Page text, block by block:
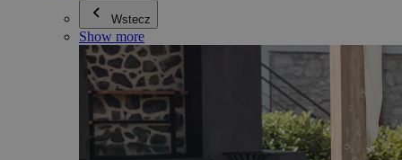
Wstecz
Show more